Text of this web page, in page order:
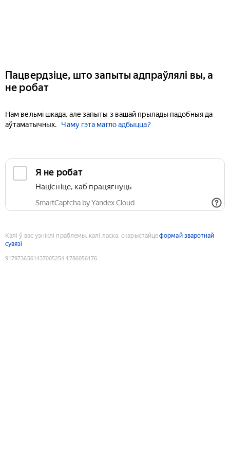
Пацвердзіце, што запыты адпраўлялі вы, а
не робат
Нам вельмі шкада, але запыты з вашай прылады падобныя да
аўтаматычных.
Чаму гэта магло адбыцца?
Я не робат
Націсніце, каб працягнуць
SmartCaptcha by Yandex Cloud
Калі ў вас узніклі праблемы, калі ласка, скарыстайцеформай зваротнай
сувязі
9179736561437005254:1786056176